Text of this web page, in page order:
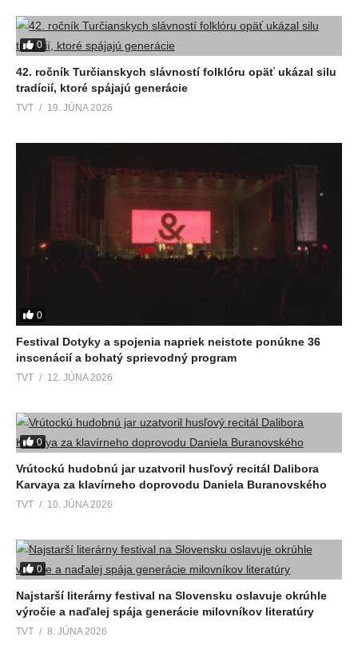
0
42. ročník Turčianskych slávností folklóru opäť ukázal silu
tradícií, ktoré spájajú generácie
TVT 19. JÚNA 2026
0
Festival Dotyky a spojenia napriek neistote ponúkne 36
inscenácií a bohatý sprievodný program
TVT 12. JÚNA 2026
0
Vrútockú hudobnú jar uzatvoril husľový recitál Dalibora
Karvaya za klavírneho doprovodu Daniela Buranovského
TVT 10. JÚNA 2026
0
Najstarší literárny festival na Slovensku oslavuje okrúhle
výročie a naďalej spája generácie milovníkov literatúry
TVT 8. JÚNA 2026